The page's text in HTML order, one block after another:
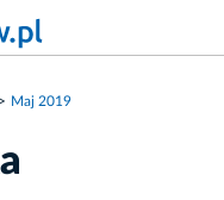
Maj 2019